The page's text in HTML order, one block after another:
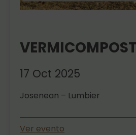
17 Oct 2025
Josenean – Lumbier
Ver evento